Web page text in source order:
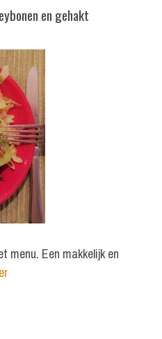
en gehakt
menu. Een makkelijk en